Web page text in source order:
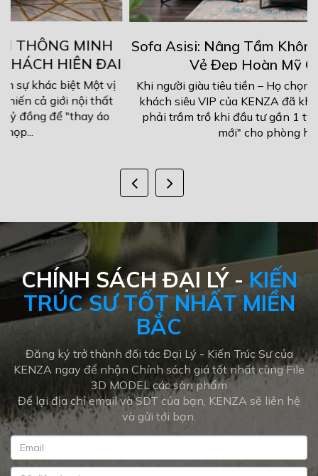
Sofa Asisi: Nâng Tầm Không Gian Sống Với
Vẻ Đẹp Hoàn Mỹ Chuẩn Ý
Khi người giàu tiêu tiền – Họ chọn sự khác biệt Một vị
khách siêu VIP của KENZA đã khiến cả giới nội thất
phải trầm trồ khi đầu tư gần 1 tỷ đồng để "thay áo
CHÍNH SÁCH ĐẠI LÝ - KIẾN
TRÚC SƯ TỐT NHẤT MIỀN
BẮC
Đăng ký trở thành đối tác Đại Lý - Kiến Trúc Sư của
KENZA ngay để nhận Chính sách giá tốt nhất cùng File
3D MODEL các sản phẩm
Để lại địa chỉ email và SDT của bạn, KENZA sẽ liên hệ
và gửi tới bạn.